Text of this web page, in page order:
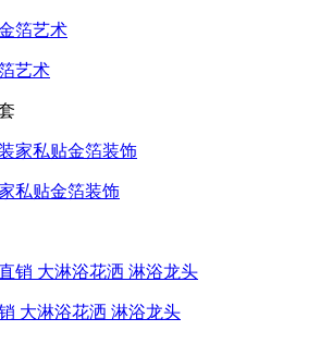
艺术
私贴金箔装饰
大淋浴花洒 淋浴龙头